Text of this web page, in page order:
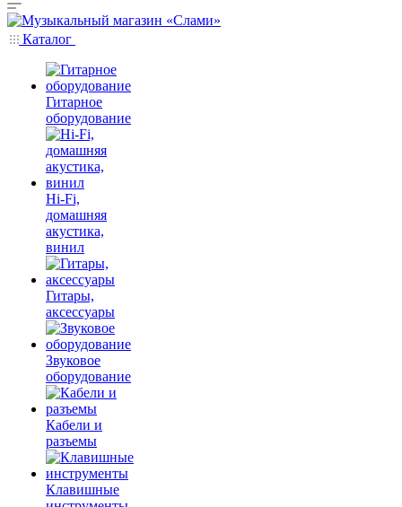
Каталог
Гитарное
оборудование
Hi-Fi,
домашняя
акустика,
винил
Гитары,
аксессуары
Звуковое
оборудование
Кабели и
разъемы
Клавишные